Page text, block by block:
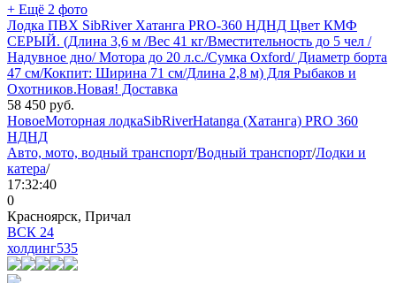
+ Ещё 2 фото
Лодка ПВХ SibRiver Хатанга PRO-360 НДНД Цвет КМФ
СЕРЫЙ. (Длина 3,6 м /Вес 41 кг/Вместительность до 5 чел /
Надувное дно/ Мотора до 20 л.с./Сумка Oxford/ Диаметр борта
47 см/Кокпит: Ширина 71 см/Длина 2,8 м) Для Рыбаков и
Охотников.Новая! Доставка
58 450 руб.
НовоеМоторная лодкаSibRiverHatanga (Хатанга) PRO 360
НДНД
Авто, мото, водный транспорт/Водный транспорт/Лодки и
катера/
17:32:40
0
Красноярск, Причал
ВСК 24
холдинг535